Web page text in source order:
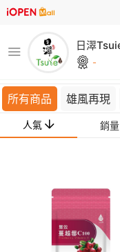
日濢
家
-
所有商品 雄風再現
人氣 銷量